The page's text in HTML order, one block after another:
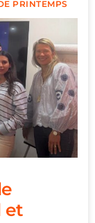
PRINTEMPS
et